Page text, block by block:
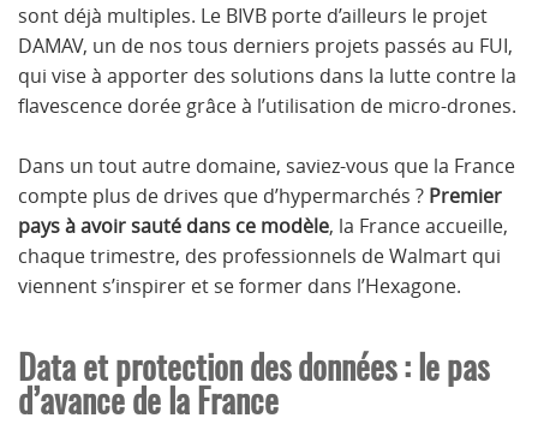
sont déjà multiples. Le BIVB porte d’ailleurs le projet
DAMAV, un de nos tous derniers projets passés au FUI,
qui vise à apporter des solutions dans la lutte contre la
flavescence dorée grâce à l’utilisation de micro-drones.
Dans un tout autre domaine, saviez-vous que la France
compte plus de drives que d’hypermarchés ? Premier
pays à avoir sauté dans ce modèle, la France accueille,
chaque trimestre, des professionnels de Walmart qui
viennent s’inspirer et se former dans l’Hexagone.
Data et protection des données : le pas
d’avance de la France